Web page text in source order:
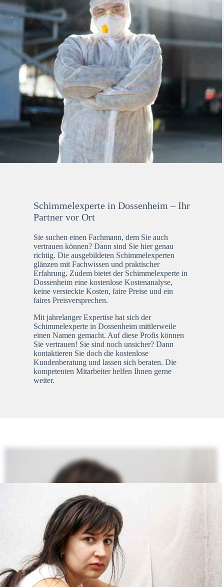
Schimmelexperte in Dossenheim – Ihr
Partner vor Ort
Sie suchen einen Fachmann, dem Sie auch
vertrauen können? Dann sind Sie hier genau
richtig. Die ausgebildeten Schimmelexperten
glänzen mit Fachwissen und praktischer
Erfahrung. Zudem bietet der Schimmelexperte in
Dossenheim eine kostenlose Kostenanalyse,
keine versteckte Kosten, faire Preise und ein
faires Preisversprechen.
Mit jahrelanger Expertise hat sich der
Schimmelexperte in Dossenheim mittlerweile
einen Namen gemacht. Auf diese Profis können
Sie vertrauen! Sie sind noch unsicher? Dann
kontaktieren Sie doch die kostenlose
Kundenberatung und lassen sich beraten. Die
kompetenten Mitarbeiter helfen Ihnen gerne
weiter.